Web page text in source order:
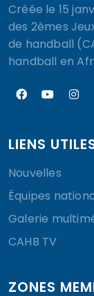
Créée le 15
des 2èmes
de handball
handball en
LIENS
Nouvelles
Équipes
Galerie
CAHB TV
ZONES